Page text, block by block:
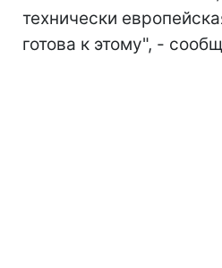
технически
готова к этому", -